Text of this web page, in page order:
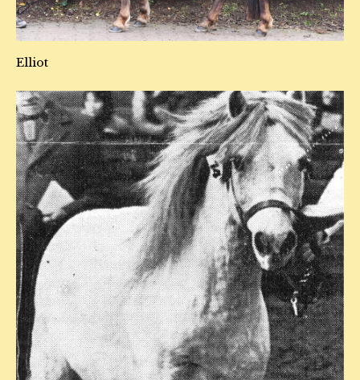
Elliot